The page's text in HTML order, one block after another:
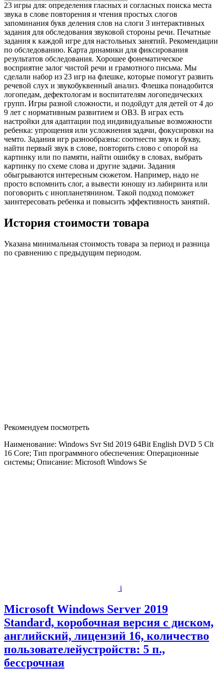
23 игры для: определения гласных и согласных поиска места
звука в слове повторения и чтения простых слогов
запоминания букв деления слов на слоги 3 интерактивных
задания для обследования звуковой стороны речи. Печатные
задания к каждой игре для настольных занятий. Рекомендации
по обследованию. Карта динамики для фиксирования
результатов обследования. Хорошее фонематическое
восприятие залог чистой речи и грамотного письма. Мы
сделали набор из 23 игр на флешке, которые помогут развить
речевой слух и звукобуквенный анализ. Флешка понадобится
логопедам, дефектологам и воспитателям логопедических
групп. Игры разной сложности, и подойдут для детей от 4 до
9 лет с нормативным развитием и ОВЗ. В играх есть
настройки для адаптации под индивидуальные возможности
ребенка: упрощения или усложнения задачи, фокусировки на
чемто. Задания игр разнообразны: соотнести звук и букву,
найти первый звук в слове, повторить слово с опорой на
картинку или по памяти, найти ошибку в словах, выбрать
картинку по схеме слова и другие задачи. Задания
обыгрываются интересным сюжетом. Например, надо не
просто вспомнить слог, а вывести юношу из лабиринта или
поговорить с инопланетянином. Такой подход поможет
заинтересовать ребенка и повысить эффективность занятий.
История стоимости товара
Указана минимальная стоимость товара за период и разница
по сравнению с предыдущим периодом.
Рекомендуем посмотреть
Наименование: Windows Svr Std 2019 64Bit English DVD 5 Clt
16 Core; Тип программного обеспечения: Операционные
системы; Описание: Microsoft Windows Se
i
Microsoft Windows Server 2019
Standard, коробочная версия с диском,
английский, лицензий 16, количество
пользователейустройств: 5 п.,
бессрочная